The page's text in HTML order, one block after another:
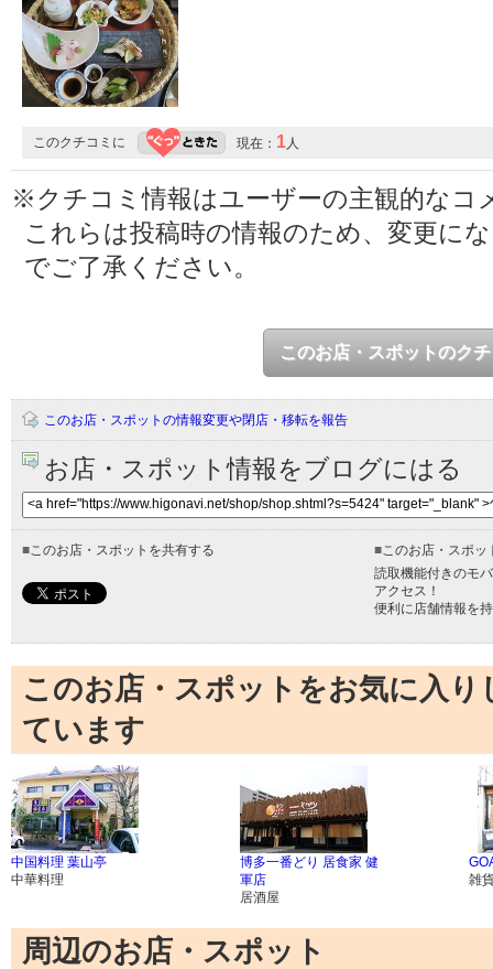
このクチコミに 現在： 1 人
※クチコミ情報はユーザーの主観的なコ
これらは投稿時の情報のため、変更に
でご了承ください。
このお店・スポットのク
このお店・スポットの情報変更や閉店・移転を報告
お店・スポット情報をブログにはる
■ このお店・スポットを共有する ■ このお店・スポ
読取機能付きのモ
アクセス！
便利に店舗情報を
このお店・スポットをお気に入
ています
中国料理 葉山亭
中華料理
博多一番どり 居食家 健
軍店
居酒屋
雑
周辺のお店・スポット